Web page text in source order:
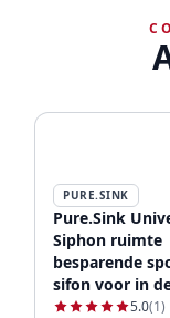
PURE.SINK
Pure.Sink
Siphon ruimte
besparende
sifon voor in
keuken met 2
5.0(1)